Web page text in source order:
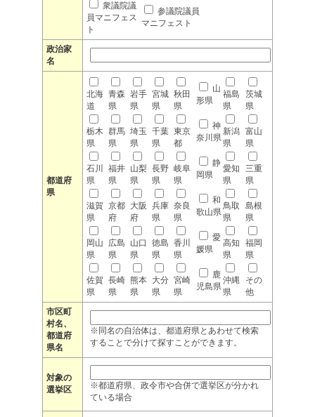
衆議院議
員マニフェス
ト
参議院議員
マニフェスト
政治家
名
都道府
県
北海
道
青森
県
岩手
県
宮城
県
秋田
県
山
形県
福島
県
茨城
県
栃木
県
群馬
県
埼玉
県
千葉
県
東京
都
神
奈川県
新潟
県
富山
県
石川
県
福井
県
山梨
県
長野
県
岐阜
県
静
岡県
愛知
県
三重
県
滋賀
県
京都
府
大阪
府
兵庫
県
奈良
県
和
歌山県
鳥取
県
島根
県
岡山
県
広島
県
山口
県
徳島
県
香川
県
愛
媛県
高知
県
福岡
県
佐賀
県
長崎
県
熊本
県
大分
県
宮崎
県
鹿
児島県
沖縄
県
その
他
市区町
村名、
都道府
県名
※同名の自治体は、都道府県とあわせて検索
することで分けて探すことができます。
対象の
選挙区
※都道府県、政令市や合併で選挙区が分かれ
ている場合